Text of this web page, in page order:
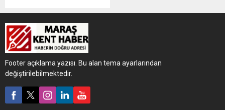
bölünmesin diye bedenini
siper eden
kahramanlarımız. Bu
vesileyle, bize bu
topraklarda başımız dik,
alnımız açık yaşamayı
sağlayan tüm şehitlerimizi
rahmetle anıyor;
gazilerimize şükranlarımı
sunuyorum” dedi.
Footer açıklama yazısı. Bu alan tema ayarlarından
değiştirilebilmektedir.